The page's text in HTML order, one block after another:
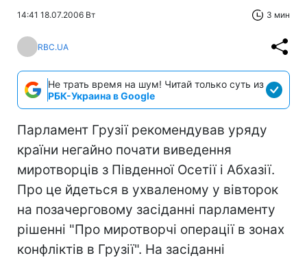
14:41 18.07.2006 Вт 3 мин
RBC.UA
Не трать время на шум! Читай только суть из
РБК-Украина в Google
Парламент Грузії рекомендував уряду
країни негайно почати виведення
миротворців з Південної Осетії і Абхазії.
Про це йдеться в ухваленому у вівторок
на позачерговому засіданні парламенту
рішенні "Про миротворчі операції в зонах
конфліктів в Грузії". На засіданні